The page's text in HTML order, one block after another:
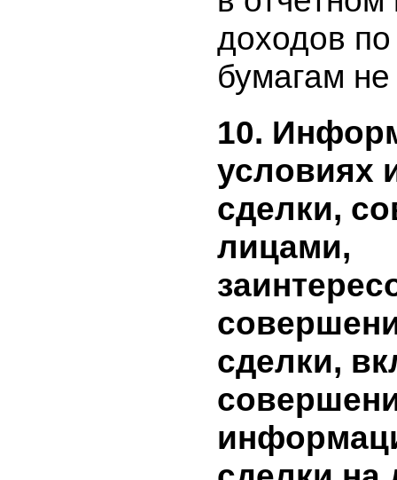
бумаги,
ценную
сумму
бумагам
в
доходов
бумагам